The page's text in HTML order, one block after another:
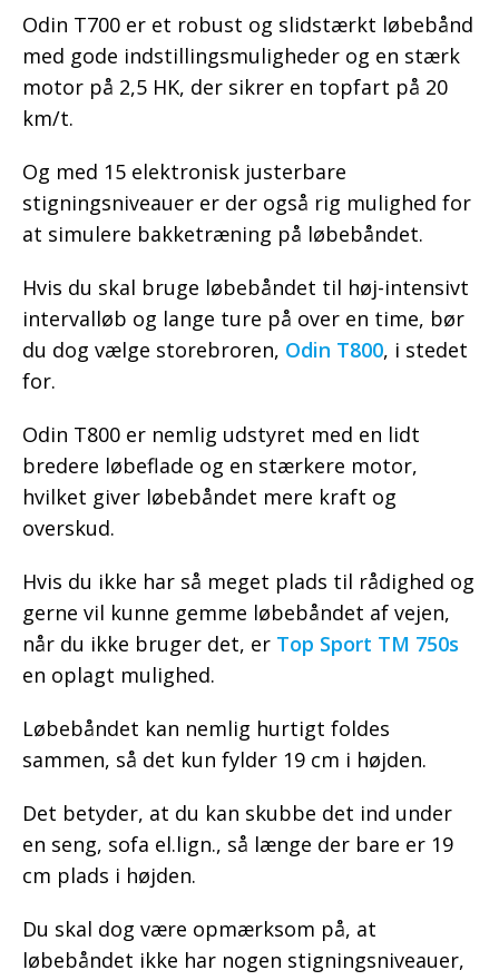
Odin T700 er et robust og slidstærkt løbebånd
med gode indstillingsmuligheder og en stærk
motor på 2,5 HK, der sikrer en topfart på 20
km/t.
Og med 15 elektronisk justerbare
stigningsniveauer er der også rig mulighed for
at simulere bakketræning på løbebåndet.
Hvis du skal bruge løbebåndet til høj-intensivt
intervalløb og lange ture på over en time, bør
du dog vælge storebroren, Odin T800, i stedet
for.
Odin T800 er nemlig udstyret med en lidt
bredere løbeflade og en stærkere motor,
hvilket giver løbebåndet mere kraft og
overskud.
Hvis du ikke har så meget plads til rådighed og
gerne vil kunne gemme løbebåndet af vejen,
når du ikke bruger det, er Top Sport TM 750s
en oplagt mulighed.
Løbebåndet kan nemlig hurtigt foldes
sammen, så det kun fylder 19 cm i højden.
Det betyder, at du kan skubbe det ind under
en seng, sofa el.lign., så længe der bare er 19
cm plads i højden.
Du skal dog være opmærksom på, at
løbebåndet ikke har nogen stigningsniveauer,